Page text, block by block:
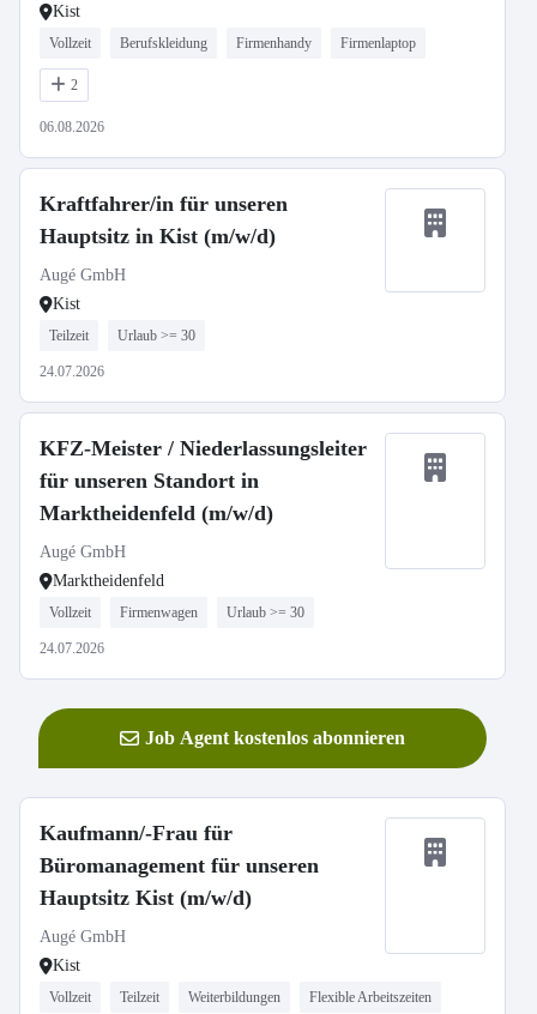
Kist
Vollzeit Berufskleidung Firmenhandy Firmenlaptop
2
06.08.2026
Kraftfahrer/in für unseren
Hauptsitz in Kist (m/w/d)
Augé GmbH
Kist
Teilzeit Urlaub >= 30
24.07.2026
KFZ-Meister / Niederlassungsleiter
für unseren Standort in
Marktheidenfeld (m/w/d)
Augé GmbH
Marktheidenfeld
Vollzeit Firmenwagen Urlaub >= 30
24.07.2026
Job Agent kostenlos abonnieren
Kaufmann/-Frau für
Büromanagement für unseren
Hauptsitz Kist (m/w/d)
Augé GmbH
Kist
Vollzeit Teilzeit Weiterbildungen Flexible Arbeitszeiten